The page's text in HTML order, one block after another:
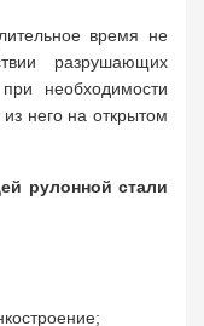
время не
разрушающих
необходимости
него на открытом
рулонной стали